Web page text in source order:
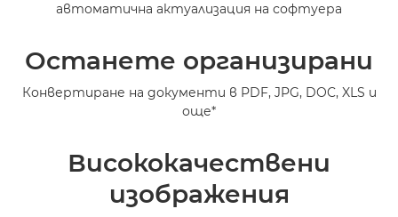
Поддръжка
автоматична актуализация на софтуера
Останете организирани
Конвертиране на документи в PDF, JPG, DOC, XLS и
още*
Висококачествени
изображения